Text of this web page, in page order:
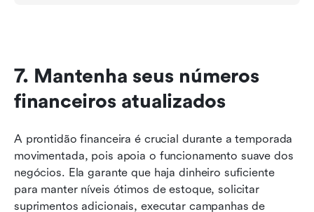
7. Mantenha seus números
financeiros atualizados
A prontidão financeira é crucial durante a temporada
movimentada, pois apoia o funcionamento suave dos
negócios. Ela garante que haja dinheiro suficiente
para manter níveis ótimos de estoque, solicitar
suprimentos adicionais, executar campanhas de